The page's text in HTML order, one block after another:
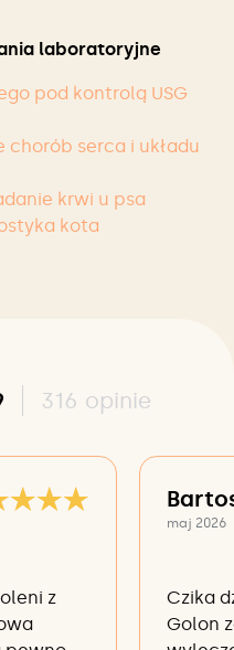
laboratoryjne
pod kontrolą USG
serca i układu
krwi u psa
kota
316 opinie
z
maj 2026
Czika
Golon